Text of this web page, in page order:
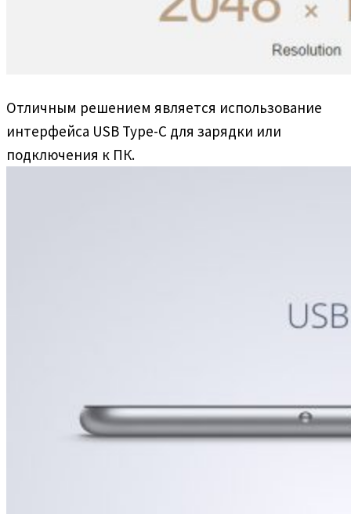
Отличным решением является использование
интерфейса USB Type-C для зарядки или
подключения к ПК.